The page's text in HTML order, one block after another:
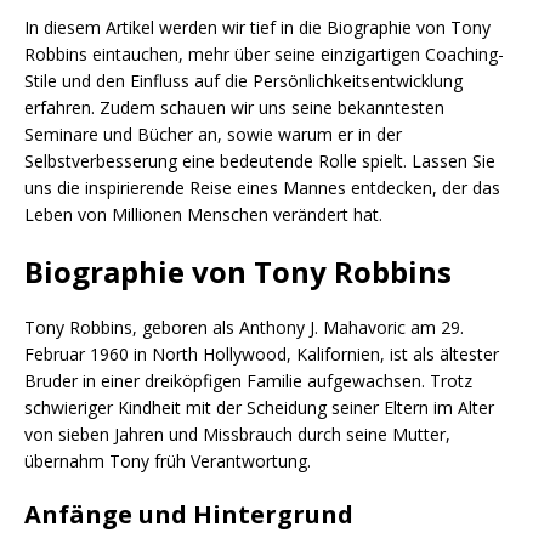
In diesem Artikel werden wir tief in die Biographie von Tony
Robbins eintauchen, mehr über seine einzigartigen Coaching-
Stile und den Einfluss auf die Persönlichkeitsentwicklung
erfahren. Zudem schauen wir uns seine bekanntesten
Seminare und Bücher an, sowie warum er in der
Selbstverbesserung eine bedeutende Rolle spielt. Lassen Sie
uns die inspirierende Reise eines Mannes entdecken, der das
Leben von Millionen Menschen verändert hat.
Biographie von Tony Robbins
Tony Robbins, geboren als Anthony J. Mahavoric am 29.
Februar 1960 in North Hollywood, Kalifornien, ist als ältester
Bruder in einer dreiköpfigen Familie aufgewachsen. Trotz
schwieriger Kindheit mit der Scheidung seiner Eltern im Alter
von sieben Jahren und Missbrauch durch seine Mutter,
übernahm Tony früh Verantwortung.
Anfänge und Hintergrund